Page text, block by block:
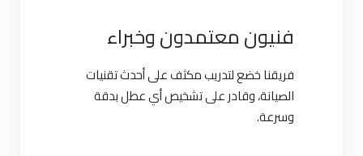
فنيون معتمدون وخبراء
فريقنا خضع لتدريب مكثف على أحدث تقنيات
الصيانة، وقادر على تشخيص أي عطل بدقة
وسرعة.